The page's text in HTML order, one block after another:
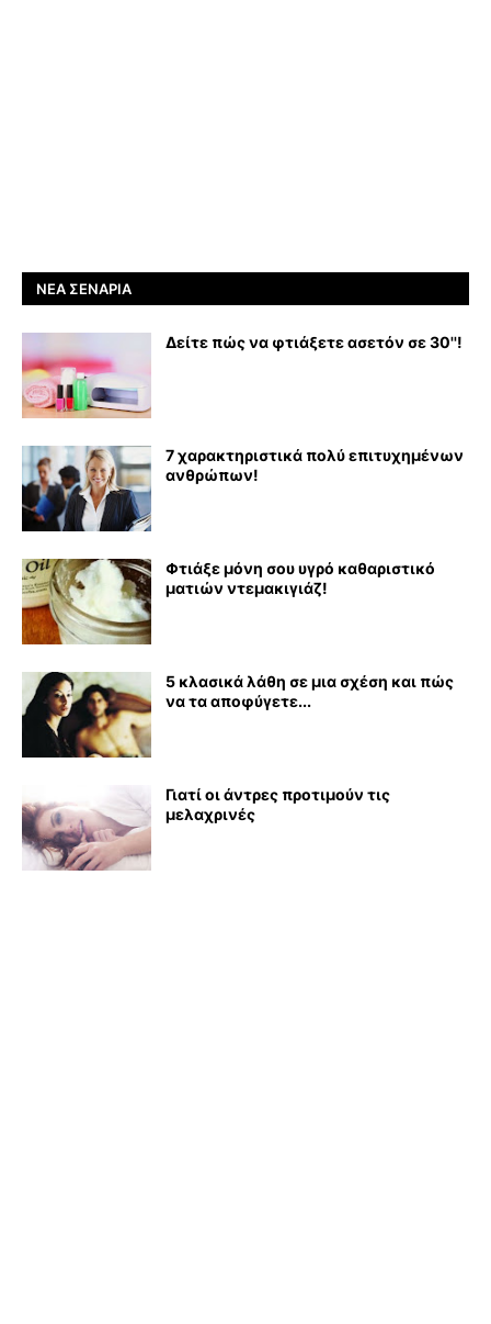
ΝΈΑ ΣΕΝΆΡΙΑ
Δείτε πώς να φτιάξετε ασετόν σε 30''!
7 χαρακτηριστικά πολύ επιτυχημένων
ανθρώπων!
Φτιάξε μόνη σου υγρό καθαριστικό
ματιών ντεμακιγιάζ!
5 κλασικά λάθη σε μια σχέση και πώς
να τα αποφύγετε...
Γιατί οι άντρες προτιμούν τις
μελαχρινές